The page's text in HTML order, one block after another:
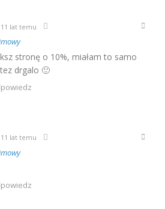
11 lat temu
stronę o 10%, miałam to samo
drgalo 🙂
11 lat temu